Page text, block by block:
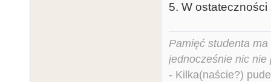
5. W
Pamięć studenta
jednocześnie nic nie
- Kilka(naście?)